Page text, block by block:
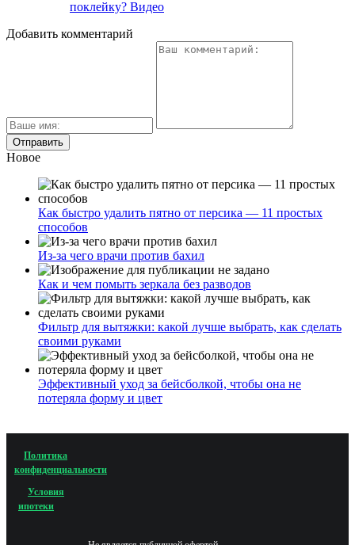
поклейку? Видео
Добавить комментарий
Новое
Как быстро удалить пятно от персика — 11 простых
способов
Из-за чего врачи против бахил
Как и чем помыть зеркала без разводов
Фильтр для вытяжки: какой лучше выбрать, как сделать
своими руками
Эффективный уход за бейсболкой, чтобы она не
потеряла форму и цвет
Политика
конфиденциальности
Условия
ипотеки